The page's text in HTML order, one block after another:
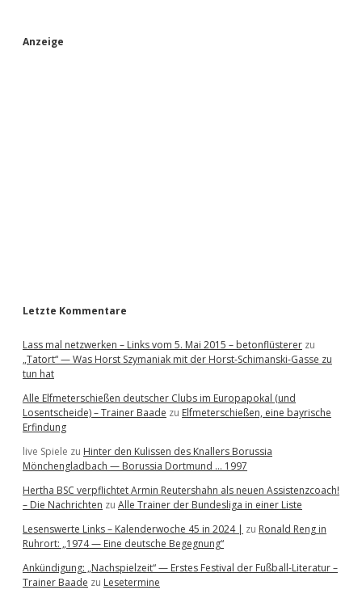
S
Anzeige
Letzte Kommentare
Lass mal netzwerken – Links vom 5. Mai 2015 – betonflüsterer zu
„Tatort“ — Was Horst Szymaniak mit der Horst-Schimanski-Gasse zu
tun hat
Alle Elfmeterschießen deutscher Clubs im Europapokal (und
Losentscheide) – Trainer Baade zu Elfmeterschießen, eine bayrische
Erfindung
live Spiele zu Hinter den Kulissen des Knallers Borussia
Mönchengladbach — Borussia Dortmund … 1997
Hertha BSC verpflichtet Armin Reutershahn als neuen Assistenzcoach!
– Die Nachrichten zu Alle Trainer der Bundesliga in einer Liste
Lesenswerte Links – Kalenderwoche 45 in 2024 | zu Ronald Reng in
Ruhrort: „1974 — Eine deutsche Begegnung“
Ankündigung: „Nachspielzeit“ — Erstes Festival der Fußball-Literatur –
Trainer Baade zu Lesetermine